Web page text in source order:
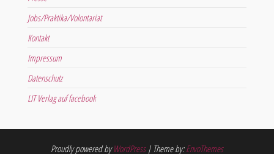
Jobs/Praktika/Volontariat
Kontakt
Impressum
Datenschutz
LIT Verlag auf facebook
Proudly powered byWordPress | Theme by:EnvoThemes